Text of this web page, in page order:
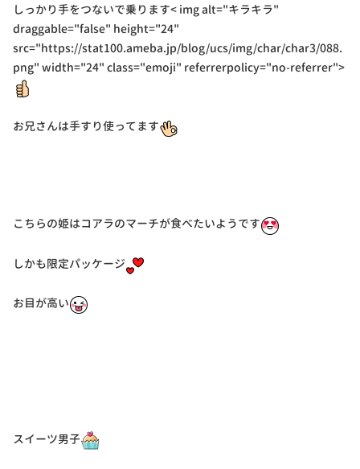
しっかり手をつないで乗ります< img alt="キラキラ"
draggable="false" height="24"
src="https://stat100.ameba.jp/blog/ucs/img/char/char3/088.
png" width="24" class="emoji" referrerpolicy="no-referrer">
お兄さんは手すり使ってます
こちらの姫はコアラのマーチが食べたいようです
しかも限定パッケージ
お目が高い
スイーツ男子